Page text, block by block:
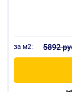
за м2: 5892